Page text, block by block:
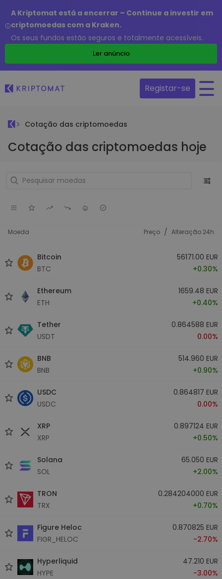
A Kriptomat está a encerrar – Continue a investir em
criptomoedas com a Kraken.
Os seus fundos estão seguros e totalmente acessíveis.
Ler anúncio
Registar-se
Cotação das criptomoedas
Cotação das criptomoedas hoje
Moeda Preço / Alteração 24h
Bitcoin
BTC
56171.00 EUR
+0.30%
Ethereum
ETH
1659.48 EUR
+0.40%
Tether
USDT
0.864588 EUR
0.00%
BNB
BNB
514.960 EUR
+0.90%
USDC
USDC
0.864817 EUR
0.00%
XRP
XRP
0.897124 EUR
+0.50%
Solana
SOL
65.050 EUR
+2.00%
TRON
TRX
0.284204000 EUR
+0.70%
Figure Heloc
FIGR_HELOC
0.870825 EUR
-2.70%
Hyperliquid
HYPE
47.210 EUR
-3.00%